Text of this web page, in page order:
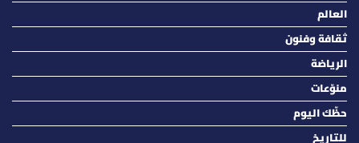
العالم
ثقافة وفنون
الرياضة
منوّعات
حظّك اليوم
للتاريخ